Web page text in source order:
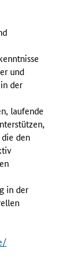
und
der
laufende
den
in der